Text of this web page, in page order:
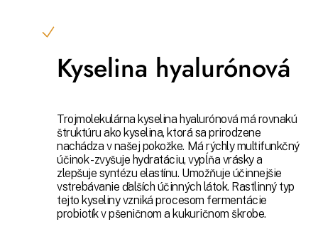
Kyselina hyalurónová
Trojmolekulárna kyselina hyalurónová má rovnakú
štruktúru ako kyselina, ktorá sa prirodzene
nachádza v našej pokožke. Má rýchly multifunkčný
účinok - zvyšuje hydratáciu, vypĺňa vrásky a
zlepšuje syntézu elastínu. Umožňuje účinnejšie
vstrebávanie ďalších účinných látok. Rastlinný typ
tejto kyseliny vzniká procesom fermentácie
probiotík v pšeničnom a kukuričnom škrobe.